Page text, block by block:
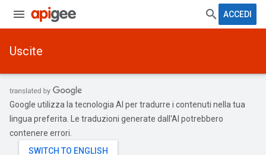
ACCEDI
Uscite
Google utilizza la tecnologia AI per tradurre i contenuti nella tua
lingua preferita. Le traduzioni generate dall'AI potrebbero
contenere errori.